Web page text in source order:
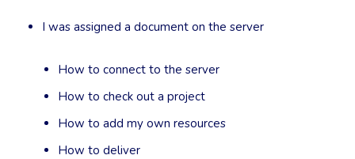
I was assigned a document on the server
How to connect to the server
How to check out a project
How to add my own resources
How to deliver